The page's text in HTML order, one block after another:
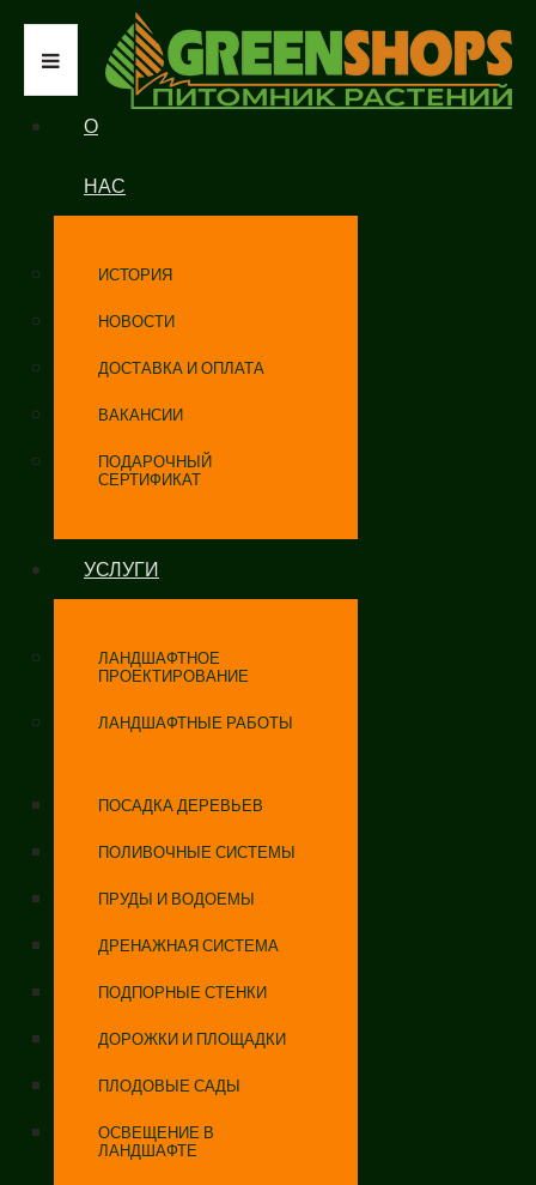
О
НАС
ИСТОРИЯ
НОВОСТИ
ДОСТАВКА И ОПЛАТА
ВАКАНСИИ
ПОДАРОЧНЫЙ
СЕРТИФИКАТ
УСЛУГИ
ЛАНДШАФТНОЕ
ПРОЕКТИРОВАНИЕ
ЛАНДШАФТНЫЕ РАБОТЫ
ПОСАДКА ДЕРЕВЬЕВ
ПОЛИВОЧНЫЕ СИСТЕМЫ
ПРУДЫ И ВОДОЕМЫ
ДРЕНАЖНАЯ СИСТЕМА
ПОДПОРНЫЕ СТЕНКИ
ДОРОЖКИ И ПЛОЩАДКИ
ПЛОДОВЫЕ САДЫ
ОСВЕЩЕНИЕ В
ЛАНДШАФТЕ